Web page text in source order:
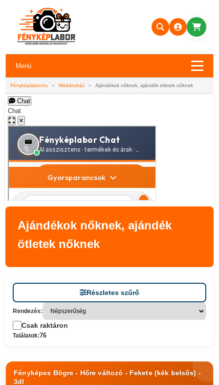
Menü
Fényképlabor.hu » Webáruház » Ajándékok nőknek, ajándék ötletek nőknek
Chat
Chat
✕
Ajándékok nőknek, ajándék
ötletek nőknek
Részletes szűrő
Rendezés:
Csak raktáron
Találatok:76
Fényképes Bögre - Hőre változó - Fekete (kék belsős) -
3dl